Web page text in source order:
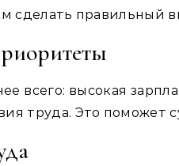
сделать правильный
всего: высокая
труда. Это поможет